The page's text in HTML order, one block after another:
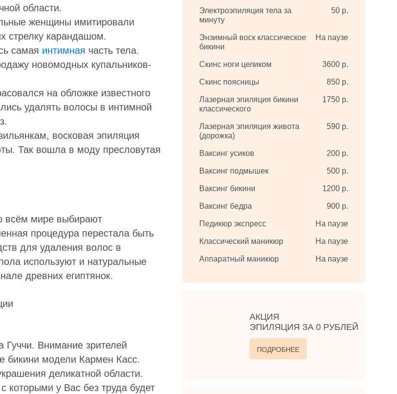
области.
женщины имитировали
стрелку карандашом.
самая интимная часть тела.
новомодных купальников-
на обложке известного
удалять волосы в интимной
восковая эпиляция
Так вошла в моду пресловутая
всём мире выбирают
процедура перестала быть
для удаления волос в
используют и натуральные
древних египтянок.
Гуччи. Внимание зрителей
бикини модели Кармен Касс.
деликатной области.
которыми у Вас без труда будет
Электроэпиляция тела за
минуту
50 р.
Энзимный воск классическое
бикини
На паузе
Скинс ноги целиком 3600 р.
Скинс поясницы 850 р.
Лазерная эпиляция бикини
классического
1750 р.
Лазерная эпиляция живота
(дорожка)
590 р.
Ваксинг усиков 200 р.
Ваксинг подмышек 500 р.
Ваксинг бикини 1200 р.
Ваксинг бедра 900 р.
Педикюр экспресс На паузе
Классический маникюр На паузе
Аппаратный маникюр На паузе
АКЦИЯ
ЭПИЛЯЦИЯ ЗА 0 РУБЛЕЙ
ПОДРОБНЕЕ